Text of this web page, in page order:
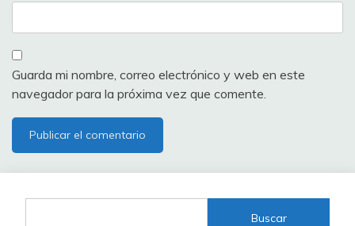
Guarda mi nombre, correo electrónico y web en este
navegador para la próxima vez que comente.
Buscar